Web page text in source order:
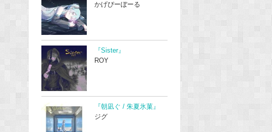
かげぴーぼーる
『Sister』
ROY
『朝凪ぐ / 朱夏氷菓』
ジグ